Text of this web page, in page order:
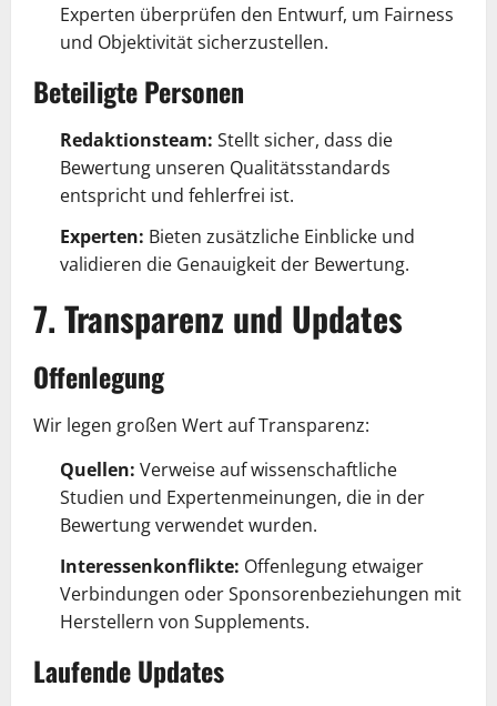
Experten überprüfen den Entwurf, um Fairness
und Objektivität sicherzustellen.
Beteiligte Personen
Redaktionsteam: Stellt sicher, dass die
Bewertung unseren Qualitätsstandards
entspricht und fehlerfrei ist.
Experten: Bieten zusätzliche Einblicke und
validieren die Genauigkeit der Bewertung.
7. Transparenz und Updates
Offenlegung
Wir legen großen Wert auf Transparenz:
Quellen: Verweise auf wissenschaftliche
Studien und Expertenmeinungen, die in der
Bewertung verwendet wurden.
Interessenkonflikte: Offenlegung etwaiger
Verbindungen oder Sponsorenbeziehungen mit
Herstellern von Supplements.
Laufende Updates